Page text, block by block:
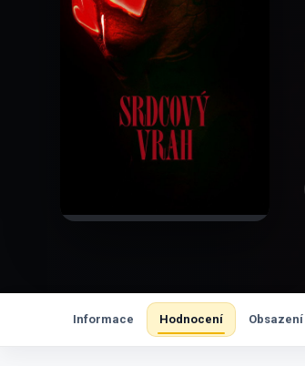
Informace Hodnocení Obsazení